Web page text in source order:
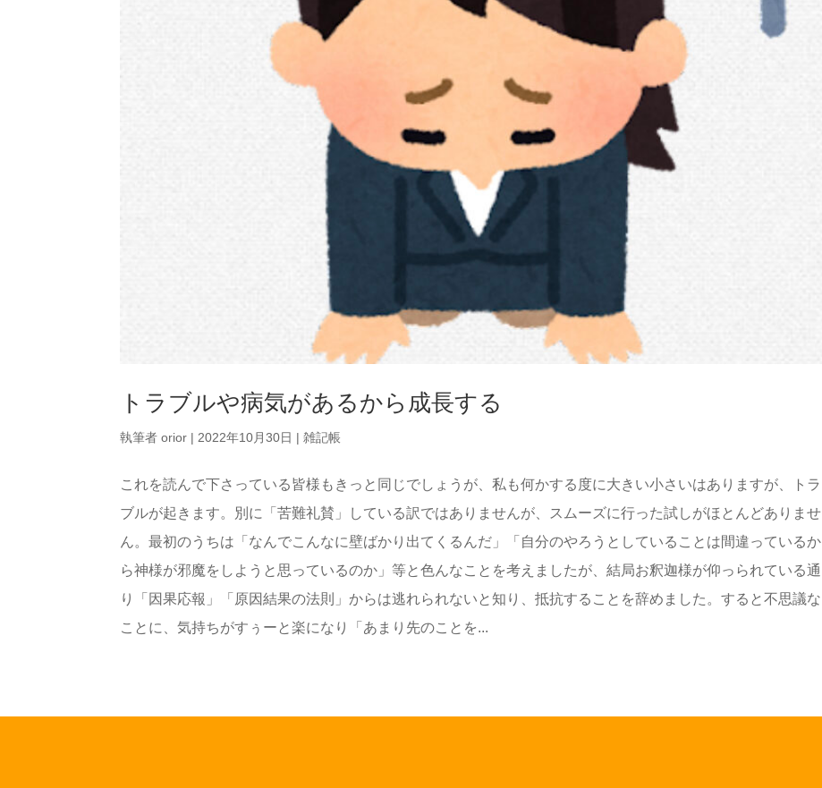
トラブルや病気があるから成長する
執筆者orior |2022年10月30日 |雑記帳
これを読んで下さっている皆様もきっと同じでしょうが、私も何かする度に大きい小さいはありますが、トラ
ブルが起きます。別に「苦難礼賛」している訳ではありませんが、スムーズに行った試しがほとんどありませ
ん。最初のうちは「なんでこんなに壁ばかり出てくるんだ」「自分のやろうとしていることは間違っているか
ら神様が邪魔をしようと思っているのか」等と色んなことを考えましたが、結局お釈迦様が仰っられている通
り「因果応報」「原因結果の法則」からは逃れられないと知り、抵抗することを辞めました。すると不思議な
ことに、気持ちがすぅーと楽になり「あまり先のことを...